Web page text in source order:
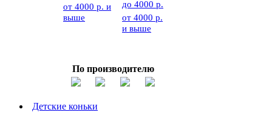
от 4000 р. и
выше
до 4000 р.
от 4000 р.
и выше
По производителю
Детские коньки